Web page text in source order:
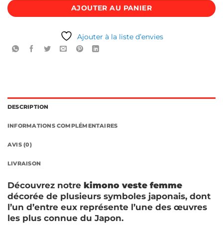
AJOUTER AU PANIER
Ajouter à la liste d’envies
DESCRIPTION
INFORMATIONS COMPLÉMENTAIRES
AVIS (0)
LIVRAISON
Découvrez notre kimono veste femme
décorée de plusieurs symboles japonais, dont
l’un d’entre eux représente l’une des œuvres
les plus connue du Japon.